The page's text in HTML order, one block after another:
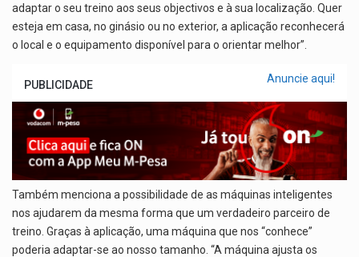
adaptar o seu treino aos seus objectivos e à sua localização. Quer
esteja em casa, no ginásio ou no exterior, a aplicação reconhecerá
o local e o equipamento disponível para o orientar melhor”.
PUBLICIDADE Anuncie aqui!
Também menciona a possibilidade de as máquinas inteligentes
nos ajudarem da mesma forma que um verdadeiro parceiro de
treino. Graças à aplicação, uma máquina que nos “conhece”
poderia adaptar-se ao nosso tamanho. “A máquina ajusta os